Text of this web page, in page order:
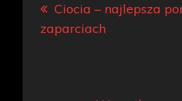
wpisu
Ciocia – najlepsza
zaparciach